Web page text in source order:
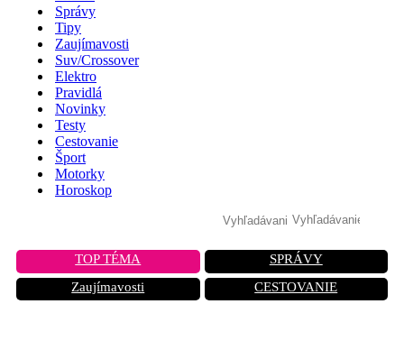
Správy
Tipy
Zaujímavosti
Suv/Crossover
Elektro
Pravidlá
Novinky
Testy
Cestovanie
Šport
Motorky
Horoskop
TOP TÉMA
SPRÁVY
Zaujímavosti
CESTOVANIE